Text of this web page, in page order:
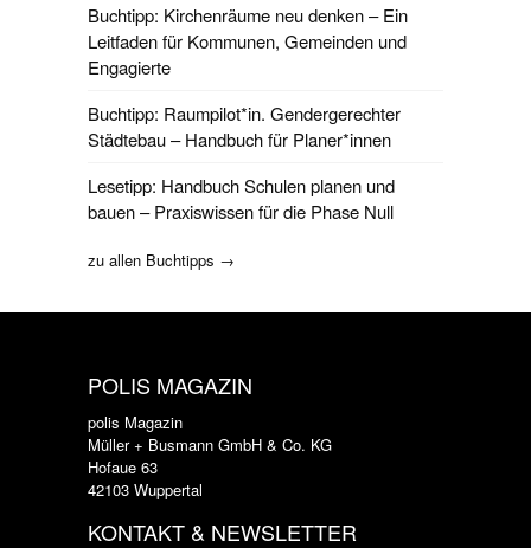
Buchtipp: Kirchenräume neu denken – Ein
Leitfaden für Kommunen, Gemeinden und
Engagierte
Buchtipp: Raumpilot*in. Gendergerechter
Städtebau – Handbuch für Planer*innen
Lesetipp: Handbuch Schulen planen und
bauen – Praxiswissen für die Phase Null
zu allen Buchtipps →
POLIS MAGAZIN
polis Magazin
Müller + Busmann GmbH & Co. KG
Hofaue 63
42103 Wuppertal
KONTAKT & NEWSLETTER